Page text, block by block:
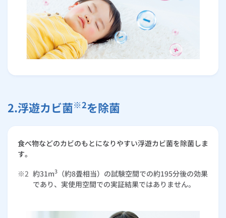
2.浮遊カビ菌※2を除菌
食べ物などのカビのもとになりやすい浮遊カビ菌を除菌しま
す。
※2 約31m3 （約8畳相当）の試験空間での約195分後の効果
であり、実使用空間での実証結果ではありません。